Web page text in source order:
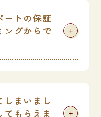
ートの保証
ングからで
+
まいまし
てもらえま
+